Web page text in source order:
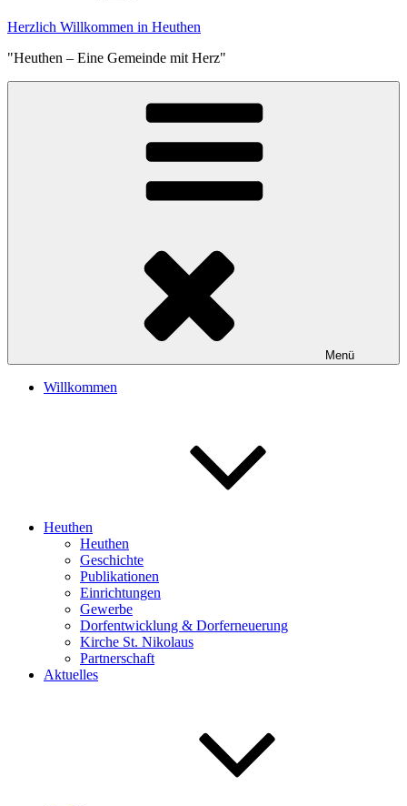
Herzlich Willkommen in Heuthen
"Heuthen – Eine Gemeinde mit Herz"
Menü
Willkommen
Heuthen
Heuthen
Geschichte
Publikationen
Einrichtungen
Gewerbe
Dorfentwicklung & Dorferneuerung
Kirche St. Nikolaus
Partnerschaft
Aktuelles